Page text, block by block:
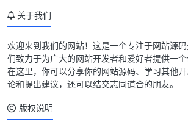
主题简介
主题截图
关于我们
欢迎来到我们的网站！这是一个专注于网站源
们致力于为广大的网站开发者和爱好者提供一个
在这里，你可以分享你的网站源码、学习其他
论和提出建议，还可以结交志同道合的朋友。
版权说明